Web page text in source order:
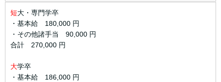
短大・専門学卒
・基本給 180,000 円
・その他諸手当 90,000 円
合計 270,000 円
大学卒
・基本給 186,000 円